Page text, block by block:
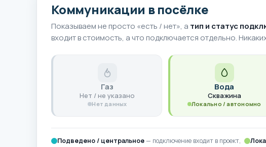
Коммуникации в посёлке
Показываем не просто «есть / нет», а тип и статус
входит в стоимость, а что подключается отдельно.
Газ
Нет / не указано
Нет данных
Вода
Скважина
Локально / автономно
Подведено / центральное— подключение входит в проект,